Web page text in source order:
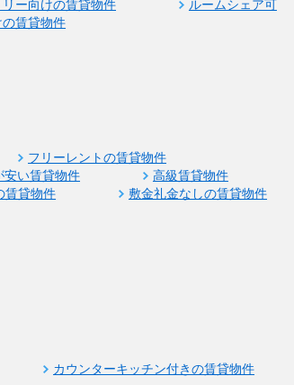
リー向けの賃貸物件
ルームシェア可
賃貸物件
フリーレントの賃貸物件
安い賃貸物件
高級賃貸物件
賃貸物件 敷金礼金なしの賃貸物件
カウンターキッチン付きの賃貸物件